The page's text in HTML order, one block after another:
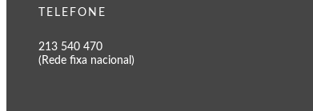
TELEFONE
213 540 470
(Rede fixa nacional)